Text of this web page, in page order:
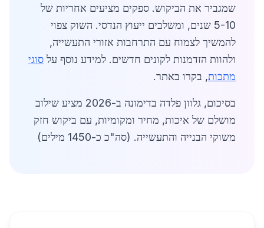
שמגביר את הביקוש. ספקים מציעים אחריות של
5-10 שנים, ומשלבים ייעוץ הנדסי. השוק צפוי
להמשיך לצמוח עם התרחבות אזורי התעשייה,
ולהוות הזדמנות לקונים חדשים. למידע נוסף על סוגי
מתכות, בקרו באתר.
בסיכום, גלוון פלדה בדימונה ב-2026 מציע שילוב
מושלם של איכות, מחיר ומקומיות, עם ביקוש חזק
משוקי הבנייה והתעשייה. (סה"כ כ-1450 מילים)